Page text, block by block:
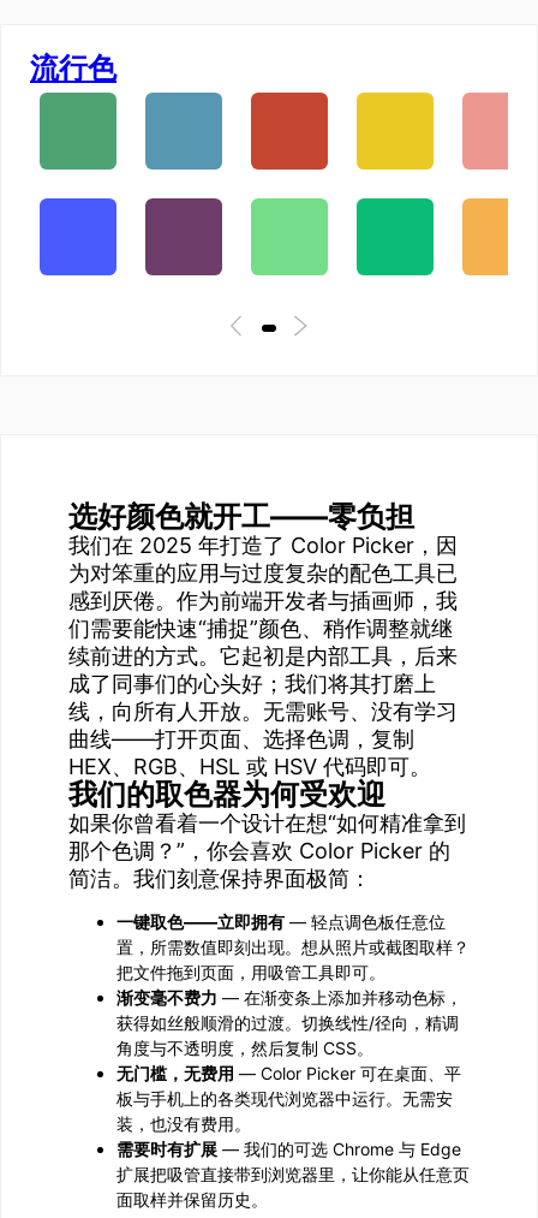
流行色
选好颜色就开工——零负担
我们在 2025 年打造了 Color Picker，因
为对笨重的应用与过度复杂的配色工具已
感到厌倦。作为前端开发者与插画师，我
们需要能快速“捕捉”颜色、稍作调整就继
续前进的方式。它起初是内部工具，后来
成了同事们的心头好；我们将其打磨上
线，向所有人开放。无需账号、没有学习
曲线——打开页面、选择色调，复制
HEX、RGB、HSL 或 HSV 代码即可。
我们的取色器为何受欢迎
如果你曾看着一个设计在想“如何精准拿到
那个色调？”，你会喜欢 Color Picker 的
简洁。我们刻意保持界面极简：
一键取色——立即拥有 — 轻点调色板任意位
置，所需数值即刻出现。想从照片或截图取样？
把文件拖到页面，用吸管工具即可。
渐变毫不费力 — 在渐变条上添加并移动色标，
获得如丝般顺滑的过渡。切换线性/径向，精调
角度与不透明度，然后复制 CSS。
无门槛，无费用 — Color Picker 可在桌面、平
板与手机上的各类现代浏览器中运行。无需安
装，也没有费用。
需要时有扩展 — 我们的可选 Chrome 与 Edge
扩展把吸管直接带到浏览器里，让你能从任意页
面取样并保留历史。